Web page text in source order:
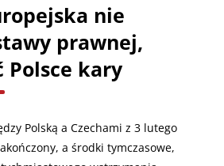
nie
prawnej,
Polsce kary
Polską a Czechami z 3 lutego
a środki tymczasowe,